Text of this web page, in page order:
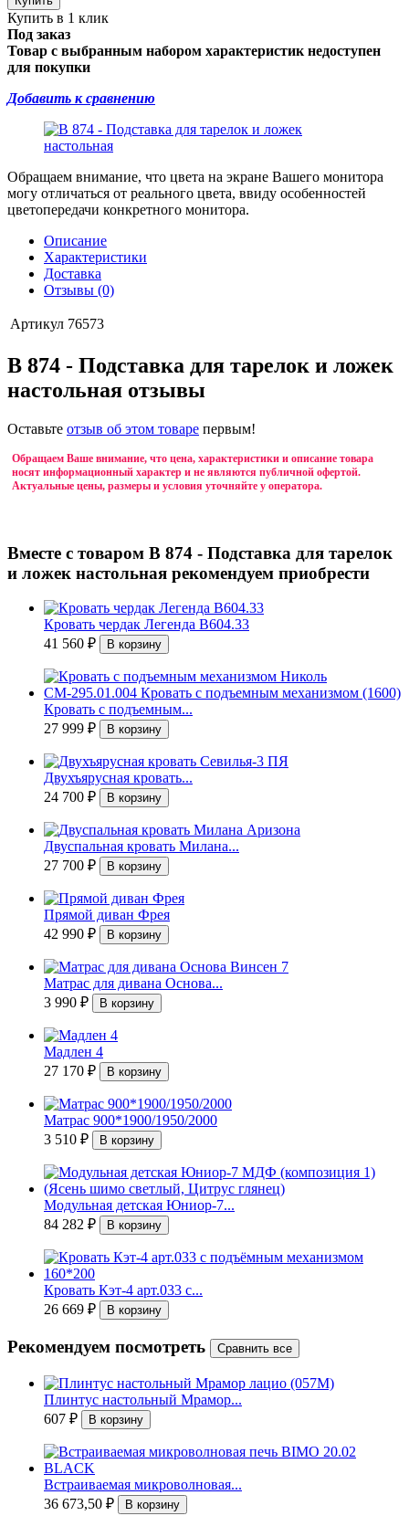
Купить в 1 клик
Под заказ
Товар с выбранным набором характеристик недоступен
для покупки
Добавить к сравнению
Обращаем внимание, что цвета на экране Вашего монитора
могу отличаться от реального цвета, ввиду особенностей
цветопередачи конкретного монитора.
Описание
Характеристики
Доставка
Отзывы (0)
Артикул 76573
B 874 - Подставка для тарелок и ложек
настольная отзывы
Оставьте отзыв об этом товаре первым!
Обращаем Ваше внимание, что цена, характеристики и описание товара
носят информационный характер и не являются публичной офертой.
Актуальные цены, размеры и условия уточняйте у оператора.
Вместе с товаром B 874 - Подставка для тарелок
и ложек настольная рекомендуем приобрести
Кровать чердак Легенда B604.33
41 560 ₽
Кровать с подъемным...
27 999 ₽
Двухъярусная кровать...
24 700 ₽
Двуспальная кровать Милана...
27 700 ₽
Прямой диван Фрея
42 990 ₽
Матрас для дивана Основа...
3 990 ₽
Мадлен 4
27 170 ₽
Матрас 900*1900/1950/2000
3 510 ₽
Модульная детская Юниор-7...
84 282 ₽
Кровать Кэт-4 арт.033 с...
26 669 ₽
Рекомендуем посмотреть
Плинтус настольный Мрамор...
607 ₽
Встраиваемая микроволновая...
36 673,50 ₽